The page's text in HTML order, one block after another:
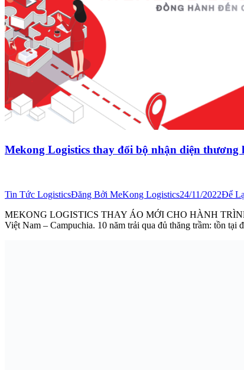
Mekong Logistics thay đổi bộ nhận diện thương
Tin Tức LogisticsĐăng Bởi MeKong Logistics24/11/2022Để
MEKONG LOGISTICS THAY ÁO MỚI CHO HÀNH TRÌNH
Việt Nam – Campuchia. 10 năm trải qua đủ thăng trầm: tồn